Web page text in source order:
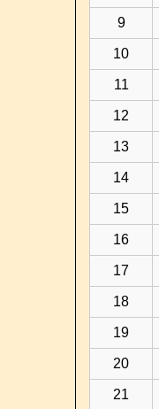
9
10
11
12
13
14
15
16
17
18
19
20
21